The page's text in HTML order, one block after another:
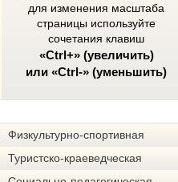
для изменения масштаба
страницы используйте
сочетания клавиш
«Ctrl+» (увеличить)
или «Ctrl-» (уменьшить)
Физкультурно-спортивная
Туристско-краеведческая